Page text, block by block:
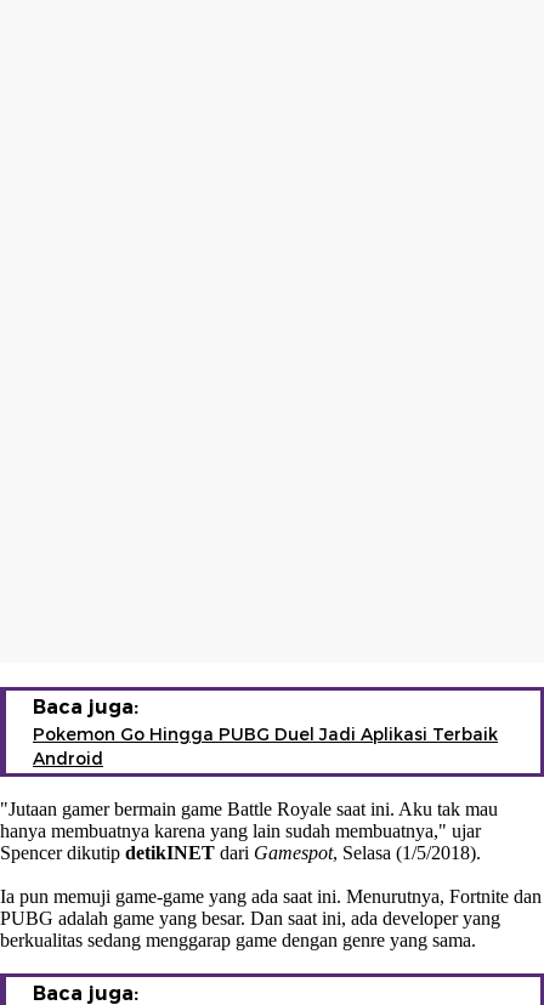
Baca juga:
Pokemon Go Hingga PUBG Duel Jadi Aplikasi Terbaik
Android
"Jutaan gamer bermain game Battle Royale saat ini. Aku tak mau
hanya membuatnya karena yang lain sudah membuatnya," ujar
Spencer dikutip detikINET dari Gamespot, Selasa (1/5/2018).
Ia pun memuji game-game yang ada saat ini. Menurutnya, Fortnite dan
PUBG adalah game yang besar. Dan saat ini, ada developer yang
berkualitas sedang menggarap game dengan genre yang sama.
Baca juga: